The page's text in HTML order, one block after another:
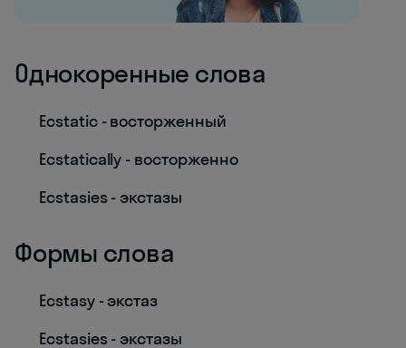
Однокоренные слова
Ecstatic - восторженный
Ecstatically - восторженно
Ecstasies - экстазы
Формы слова
Ecstasy - экстаз
Ecstasies - экстазы